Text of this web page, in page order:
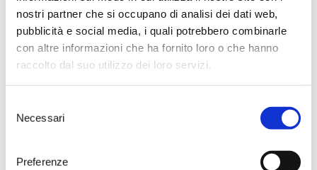
nostri partner che si occupano di analisi dei dati web,
pubblicità e social media, i quali potrebbero combinarle
con altre informazioni che ha fornito loro o che hanno
raccolto dal suo utilizzo dei loro servizi.
delNecessari
Preferenze
Il progetto è stato avviato con le
Albrghiero di Brindisie della sede
totale di oltre 100 studenti
formazione nel settore della